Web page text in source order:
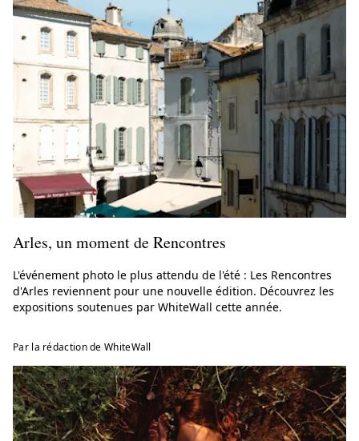
Arles, un moment de Rencontres
L'événement photo le plus attendu de l'été : Les Rencontres
d'Arles reviennent pour une nouvelle édition. Découvrez les
expositions soutenues par WhiteWall cette année.
Par la rédaction de WhiteWall